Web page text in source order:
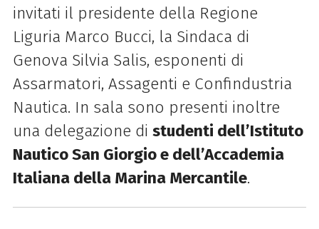
invitati il presidente della Regione
Liguria Marco Bucci, la Sindaca di
Genova Silvia Salis, esponenti di
Assarmatori, Assagenti e Confindustria
Nautica. In sala sono presenti inoltre
una delegazione di studenti dell’Istituto
Nautico San Giorgio e dell’Accademia
Italiana della Marina Mercantile.